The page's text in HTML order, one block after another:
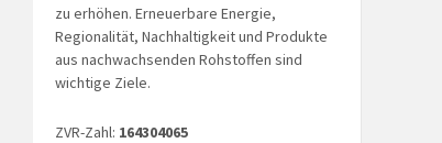
zu erhöhen. Erneuerbare Energie,
Regionalität, Nachhaltigkeit und Produkte
aus nachwachsenden Rohstoffen sind
wichtige Ziele.
ZVR-Zahl: 164304065